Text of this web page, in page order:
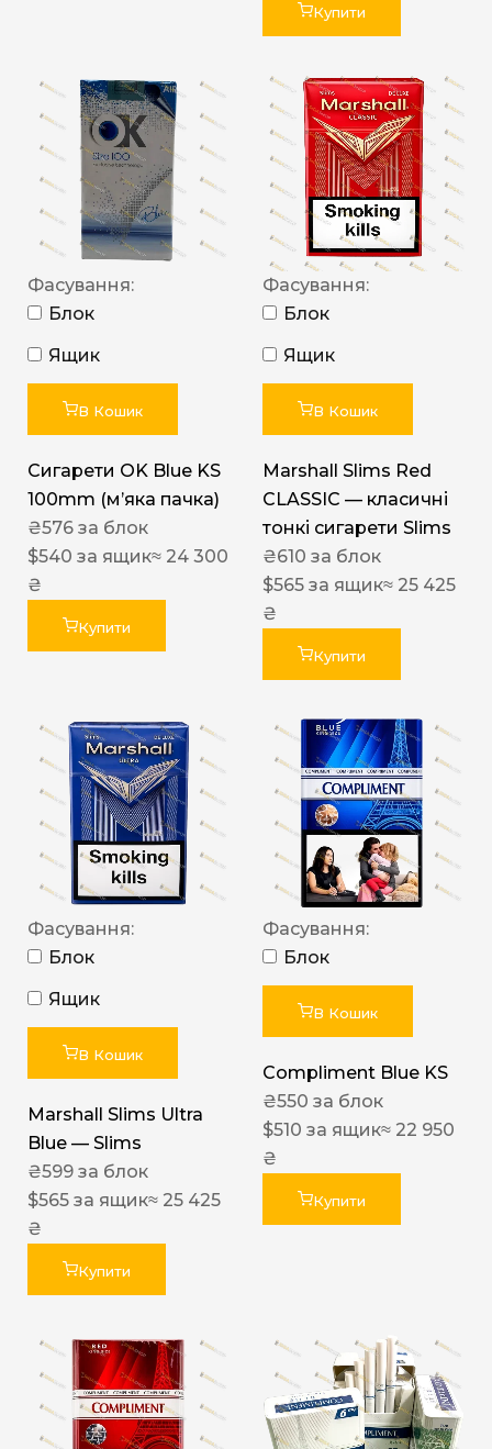
Купити
Фасування:
Блок
Ящик
В Кошик
Сигарети OK Blue KS
100mm (м’яка пачка)
₴576 за блок
$540 за ящик≈ 24 300
₴
Купити
Фасування:
Блок
Ящик
В Кошик
Marshall Slims Red
CLASSIC — класичні
тонкі сигарети Slims
₴610 за блок
$565 за ящик≈ 25 425
₴
Купити
Фасування:
Блок
Ящик
В Кошик
Marshall Slims Ultra
Blue — Slims
₴599 за блок
$565 за ящик≈ 25 425
₴
Купити
Фасування:
Блок
В Кошик
Compliment Blue KS
₴550 за блок
$510 за ящик≈ 22 950
₴
Купити